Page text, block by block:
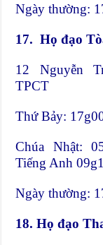
Ngày thường:
17. Họ đạo
12 Nguyễn
TPCT
Thứ Bảy:
Chúa Nhật:
Tiếng Anh
Ngày thường:
18. Họ đạo